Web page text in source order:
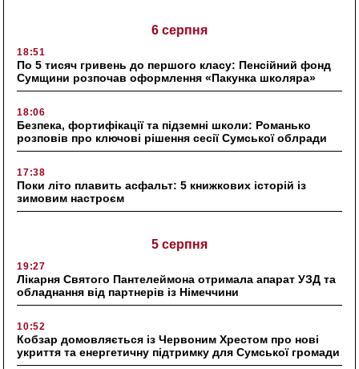
6 серпня
18:51
По 5 тисяч гривень до першого класу: Пенсійний фонд
Сумщини розпочав оформлення «Пакунка школяра»
18:06
Безпека, фортифікації та підземні школи: Романько
розповів про ключові рішення сесії Сумської облради
17:38
Поки літо плавить асфальт: 5 книжкових історій із
зимовим настроєм
5 серпня
19:27
Лікарня Святого Пантелеймона отримала апарат УЗД та
обладнання від партнерів із Німеччини
10:52
Кобзар домовляється із Червоним Хрестом про нові
укриття та енергетичну підтримку для Сумської громади